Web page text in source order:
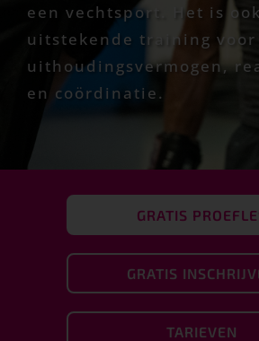
een vechtsport. Het is
uitstekende training voor
uithoudingsvermogen,
en coördinatie.
GRATIS
GRATIS
TARIEVEN